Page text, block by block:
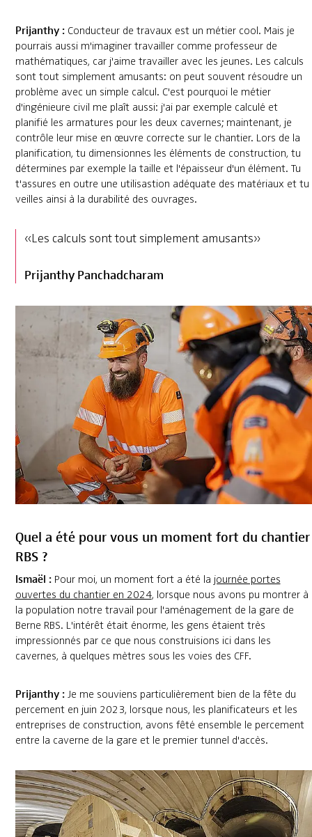
Prijanthy : Conducteur de travaux est un métier cool. Mais je
pourrais aussi m'imaginer travailler comme professeur de
mathématiques, car j'aime travailler avec les jeunes. Les calculs
sont tout simplement amusants: on peut souvent résoudre un
problème avec un simple calcul. C'est pourquoi le métier
d'ingénieure civil me plaît aussi: j'ai par exemple calculé et
planifié les armatures pour les deux cavernes; maintenant, je
contrôle leur mise en œuvre correcte sur le chantier. Lors de la
planification, tu dimensionnes les éléments de construction, tu
détermines par exemple la taille et l'épaisseur d'un élément. Tu
t'assures en outre une utilisastion adéquate des matériaux et tu
veilles ainsi à la durabilité des ouvrages.
«Les calculs sont tout simplement amusants»
Prijanthy Panchadcharam
Quel a été pour vous un moment fort du chantier
RBS ?
Ismaël : Pour moi, un moment fort a été la journée portes
ouvertes du chantier en 2024, lorsque nous avons pu montrer à
la population notre travail pour l'aménagement de la gare de
Berne RBS. L'intérêt était énorme, les gens étaient très
impressionnés par ce que nous construisions ici dans les
cavernes, à quelques mètres sous les voies des CFF.
Prijanthy :Je me souviens particulièrement bien de la fête du
percement en juin 2023, lorsque nous, les planificateurs et les
entreprises de construction, avons fêté ensemble le percement
entre la caverne de la gare et le premier tunnel d'accès.